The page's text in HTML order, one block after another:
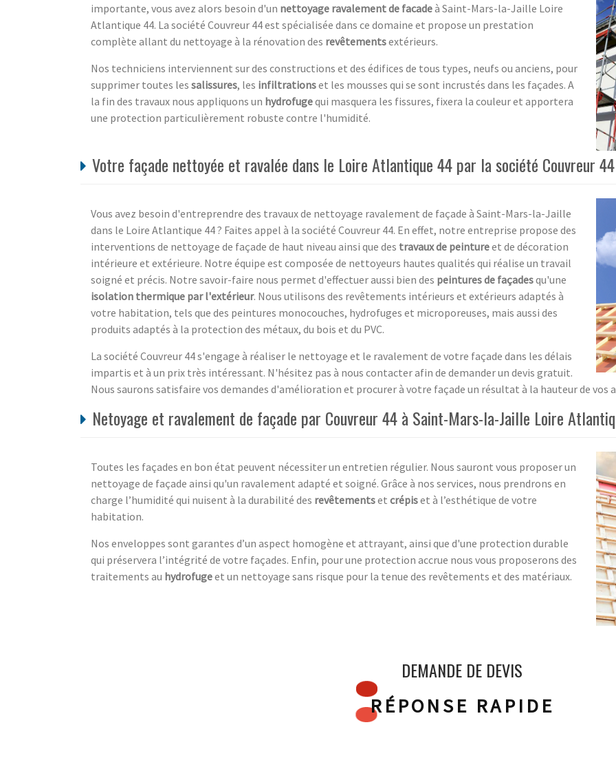
importante, vous avez alors besoin d'un nettoyage ravalement de facadeà Saint-Mars-la-Jaille Loire
Atlantique 44. La société Couvreur 44 est spécialisée dans ce domaine et propose un prestation
complète allant du nettoyage à la rénovation des revêtementsextérieurs.
Nos techniciens interviennent sur des constructions et des édifices de tous types, neufs ou anciens, pour
supprimer toutes les salissures, les infiltrationset les mousses qui se sont incrustés dans les façades. A
la fin des travaux nous appliquons un hydrofugequi masquera les fissures, fixera la couleur et apportera
une protection particulièrement robuste contre l'humidité.
Votre façade nettoyée et ravalée dans le Loire Atlantique 44 par la société Couvreur 44
Vous avez besoin d'entreprendre des travaux de nettoyage ravalement de façade à Saint-Mars-la-Jaille
dans le Loire Atlantique 44 ? Faites appel à la société Couvreur 44. En effet, notre entreprise propose des
interventions de nettoyage de façade de haut niveau ainsi que des travaux de peintureet de décoration
intérieure et extérieure. Notre équipe est composée de nettoyeurs hautes qualités qui réalise un travail
soigné et précis. Notre savoir-faire nous permet d'effectuer aussi bien des peintures de façadesqu'une
isolation thermique par l'extérieur. Nous utilisons des revêtements intérieurs et extérieurs adaptés à
votre habitation, tels que des peintures monocouches, hydrofuges et microporeuses, mais aussi des
produits adaptés à la protection des métaux, du bois et du PVC.
La société Couvreur 44 s'engage à réaliser le nettoyage et le ravalement de votre façade dans les délais
impartis et à un prix très intéressant. N'hésitez pas à nous contacter afin de demander un devis gratuit.
Nous saurons satisfaire vos demandes d'amélioration et procurer à votre façade un résultat à la hauteur de vos
Netoyage et ravalement de façade par Couvreur 44 à Saint-Mars-la-Jaille Loire
Toutes les façades en bon état peuvent nécessiter un entretien régulier. Nous sauront vous proposer un
nettoyage de façade ainsi qu'un ravalement adapté et soigné. Grâce à nos services, nous prendrons en
charge l’humidité qui nuisent à la durabilité des revêtementset crépiset à l’esthétique de votre
habitation.
Nos enveloppes sont garantes d’un aspect homogène et attrayant, ainsi que d'une protection durable
qui préservera l’intégrité de votre façades. Enfin, pour une protection accrue nous vous proposerons des
traitements au hydrofugeet un nettoyage sans risque pour la tenue des revêtements et des matériaux.
DEMANDE DE DEVIS
RÉPONSE RAPIDE